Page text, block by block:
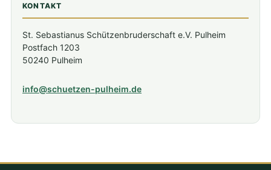
KONTAKT
St. Sebastianus Schützenbruderschaft e.V. Pulheim
Postfach 1203
50240 Pulheim
info@schuetzen-pulheim.de